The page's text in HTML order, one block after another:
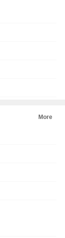
More